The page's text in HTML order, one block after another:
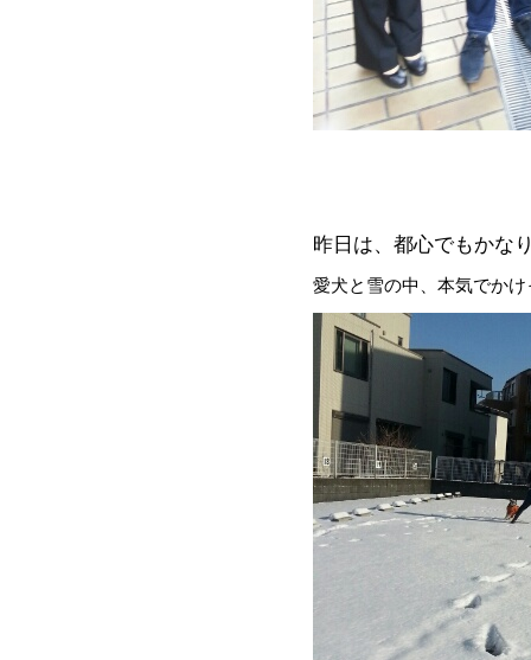
昨日は、都心でもかな
愛犬と雪の中、本気でか